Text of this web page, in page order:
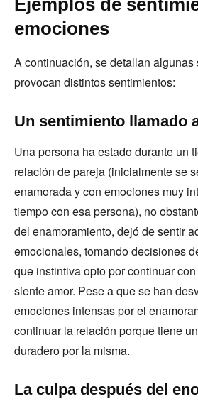
Ejemplos de
emociones
A continuación, se detallan
provocan distintos sentimientos:
Un sentimiento llamado
Una persona ha estado durante un
relación de pareja (inicialmente se
enamorada y con emociones muy
tiempo con esa persona), no
del enamoramiento, dejó de sentir
emocionales, tomando decisiones
que instintiva opto por continuar
siente amor. Pese a que se han
emociones intensas por el
continuar la relación porque tiene
duradero por la misma.
La culpa después del